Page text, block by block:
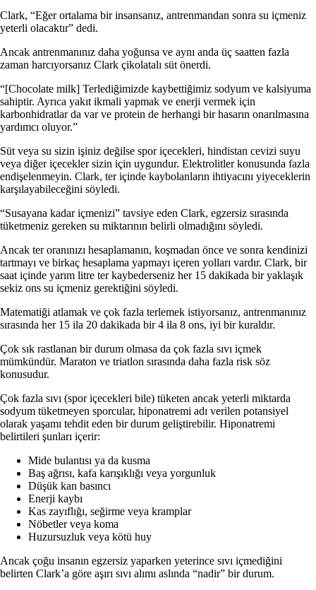
Clark, “Eğer ortalama bir insansanız, antrenmandan sonra su içmeniz
yeterli olacaktır” dedi.
Ancak antrenmanınız daha yoğunsa ve aynı anda üç saatten fazla
zaman harcıyorsanız Clark çikolatalı süt önerdi.
“[Chocolate milk] Terlediğimizde kaybettiğimiz sodyum ve kalsiyuma
sahiptir. Ayrıca yakıt ikmali yapmak ve enerji vermek için
karbonhidratlar da var ve protein de herhangi bir hasarın onarılmasına
yardımcı oluyor.”
Süt veya su sizin işiniz değilse spor içecekleri, hindistan cevizi suyu
veya diğer içecekler sizin için uygundur. Elektrolitler konusunda fazla
endişelenmeyin. Clark, ter içinde kaybolanların ihtiyacını yiyeceklerin
karşılayabileceğini söyledi.
“Susayana kadar içmenizi” tavsiye eden Clark, egzersiz sırasında
tüketmeniz gereken su miktarının belirli olmadığını söyledi.
Ancak ter oranınızı hesaplamanın, koşmadan önce ve sonra kendinizi
tartmayı ve birkaç hesaplama yapmayı içeren yolları vardır. Clark, bir
saat içinde yarım litre ter kaybederseniz her 15 dakikada bir yaklaşık
sekiz ons su içmeniz gerektiğini söyledi.
Matematiği atlamak ve çok fazla terlemek istiyorsanız, antrenmanınız
sırasında her 15 ila 20 dakikada bir 4 ila 8 ons, iyi bir kuraldır.
Çok sık rastlanan bir durum olmasa da çok fazla sıvı içmek
mümkündür. Maraton ve triatlon sırasında daha fazla risk söz
konusudur.
Çok fazla sıvı (spor içecekleri bile) tüketen ancak yeterli miktarda
sodyum tüketmeyen sporcular, hiponatremi adı verilen potansiyel
olarak yaşamı tehdit eden bir durum geliştirebilir. Hiponatremi
belirtileri şunları içerir:
Mide bulantısı ya da kusma
Baş ağrısı, kafa karışıklığı veya yorgunluk
Düşük kan basıncı
Enerji kaybı
Kas zayıflığı, seğirme veya kramplar
Nöbetler veya koma
Huzursuzluk veya kötü huy
Ancak çoğu insanın egzersiz yaparken yeterince sıvı içmediğini
belirten Clark’a göre aşırı sıvı alımı aslında “nadir” bir durum.